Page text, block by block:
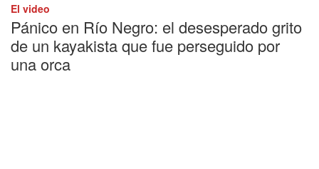
El video
Pánico en Río Negro: el desesperado grito
de un kayakista que fue perseguido por
una orca